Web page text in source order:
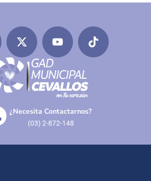
¿Necesita Contactarnos?
(03) 2-872-148